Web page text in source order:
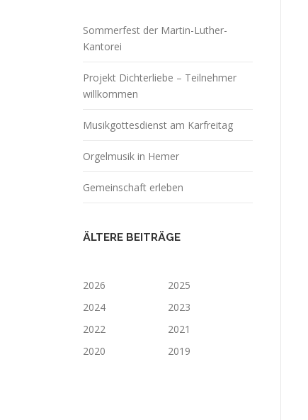
Sommerfest der Martin-Luther-
Kantorei
Projekt Dichterliebe – Teilnehmer
willkommen
Musikgottesdienst am Karfreitag
Orgelmusik in Hemer
Gemeinschaft erleben
ÄLTERE BEITRÄGE
2026
2025
2024
2023
2022
2021
2020
2019